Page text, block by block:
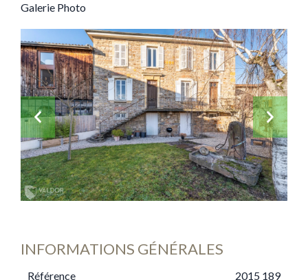
Galerie Photo
INFORMATIONS GÉNÉRALES
Référence 2015 189